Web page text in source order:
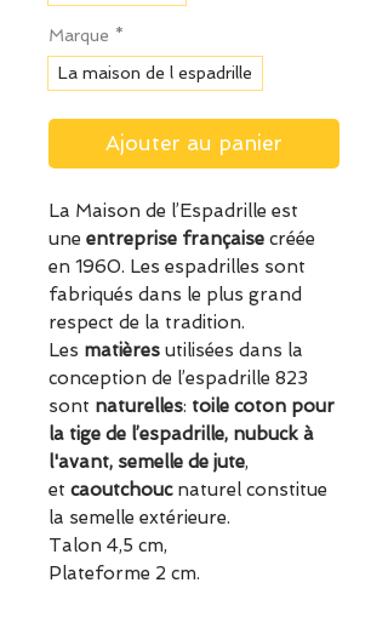
Marque *
La maison de l espadrille
Ajouter au panier
La Maison de l’Espadrille est
une entreprise française créée
en 1960. Les espadrilles sont
fabriqués dans le plus grand
respect de la tradition.
Les matières utilisées dans la
conception de l’espadrille 823
sont naturelles: toile coton pour
la tige de l’espadrille, nubuck à
l'avant, semelle de jute,
et caoutchouc naturel constitue
la semelle extérieure.
Talon 4,5 cm,
Plateforme 2 cm.